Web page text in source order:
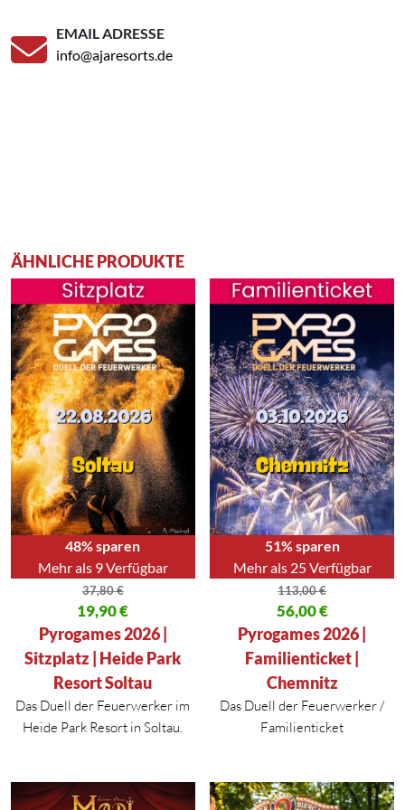
EMAIL ADRESSE
info@ajaresorts.de
ÄHNLICHE PRODUKTE
48% sparen
Mehr als 9 Verfügbar
37,80€
Ursprünglicher Preis war: 37,80 €
19,90€
Aktueller Preis ist: 19,90 €.
Pyrogames 2026 |
Sitzplatz | Heide Park
Resort Soltau
Das Duell der Feuerwerker im
Heide Park Resort in Soltau.
51% sparen
Mehr als 25 Verfügbar
113,00€
Ursprünglicher Preis war:
56,00€
Aktueller Preis ist: 56,00 €.
Pyrogames 2026 |
Familienticket |
Chemnitz
Das Duell der Feuerwerker /
Familienticket